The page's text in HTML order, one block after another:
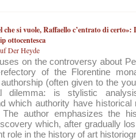
si vuole, Raffaello c’entrato di
ottocentesca
Der Heyde
on the controversy about
of the Florentine
(often given to the
dilemma: is stylistic
which authority have
author emphasizes the
which, after gradually
role in the history of art